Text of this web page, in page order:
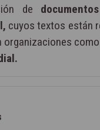
de
cuyos textos están